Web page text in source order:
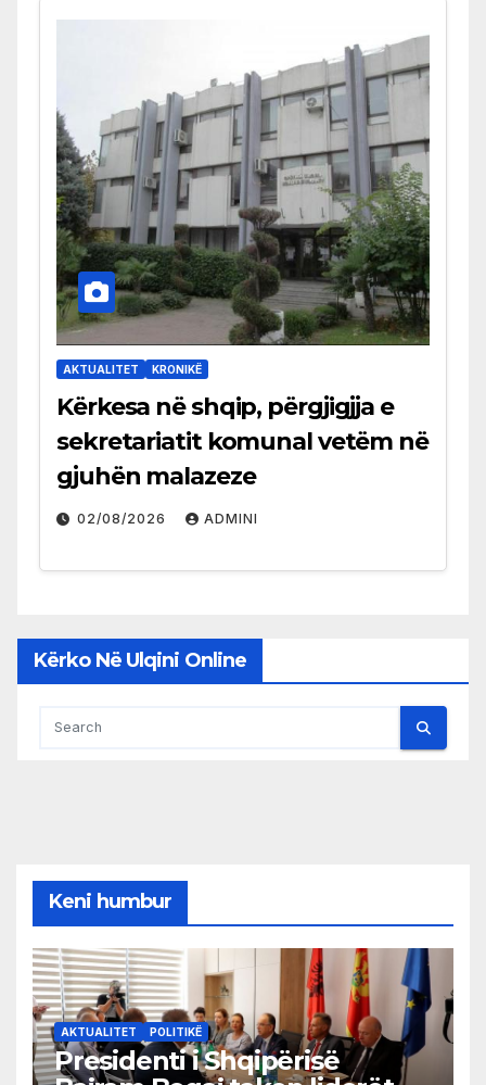
AKTUALITET KRONIKË
Kërkesa në shqip, përgjigjja e
sekretariatit komunal vetëm në
gjuhën malazeze
02/08/2026 ADMINI
Kërko Në Ulqini Online
Keni humbur
AKTUALITET POLITIKË
Presidenti i Shqipërisë